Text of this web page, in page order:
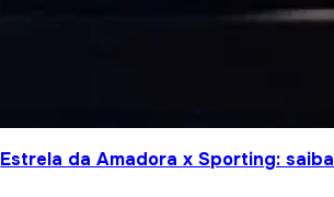
Estrela da Amadora x Sporting: